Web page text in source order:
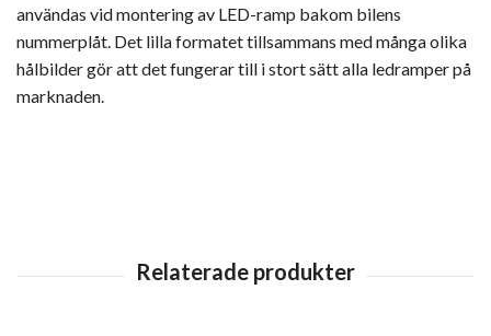
användas vid montering av LED-ramp bakom bilens
nummerplåt. Det lilla formatet tillsammans med många olika
hålbilder gör att det fungerar till i stort sätt alla ledramper på
marknaden.